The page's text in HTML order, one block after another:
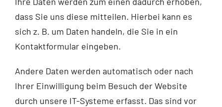
dass Sie uns diese mitteilen. Hierbei kann es
sich z. B. um Daten handeln, die Sie in ein
Kontaktformular eingeben.
Andere Daten werden automatisch oder nach
Ihrer Einwilligung beim Besuch der Website
durch unsere IT-Systeme erfasst. Das sind vor